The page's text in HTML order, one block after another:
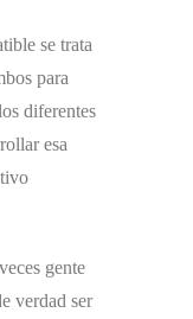
se trata
para
diferentes
esa
gente
verdad ser